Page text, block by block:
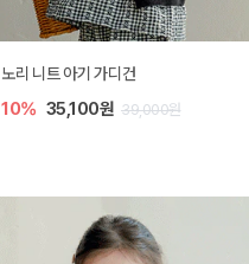
밀라 아기 원피스
20% 27,200원 34,000원